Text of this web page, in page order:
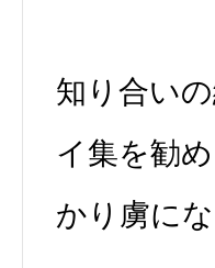
知り合い
イ集を勧
かり虜に